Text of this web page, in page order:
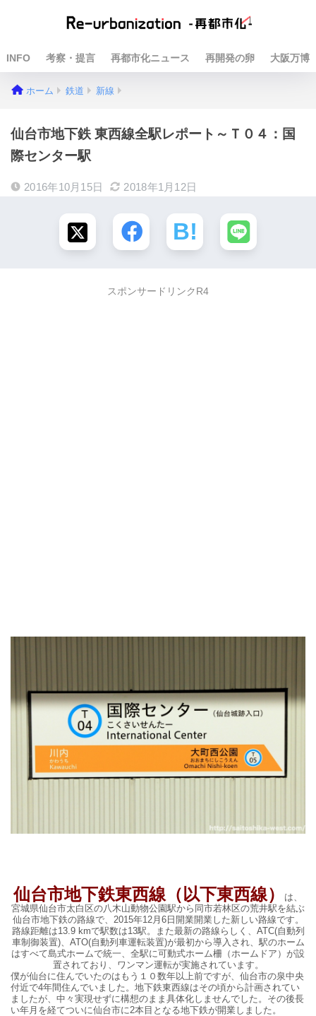
INFO 考察・提言 再都市化ニュース 再開発の卵 大阪万博
ホーム 鉄道 新線
仙台市地下鉄 東西線全駅レポート～Ｔ０４：国
際センター駅
2016年10月15日 2018年1月12日
スポンサードリンクR4
仙台市地下鉄東西線（以下東西線）
は、
宮城県仙台市太白区の八木山動物公園駅から同市若林区の荒井駅を結ぶ
仙台市地下鉄の路線で、2015年12月6日開業開業した新しい路線です。
路線距離は13.9 kmで駅数は13駅。また最新の路線らしく、ATC(自動列
車制御装置)、ATO(自動列車運転装置)が最初から導入され、駅のホーム
はすべて島式ホームで統一、全駅に可動式ホーム柵（ホームドア）が設
置されており、ワンマン運転が実施されています。
僕が仙台に住んでいたのはもう１０数年以上前ですが、仙台市の泉中央
付近で4年間住んでいました。地下鉄東西線はその頃から計画されてい
ましたが、中々実現せずに構想のまま具体化しませんでした。その後長
い年月を経てついに仙台市に2本目となる地下鉄が開業しました。